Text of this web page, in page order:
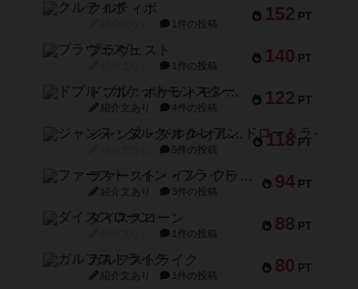
152 PT
クルティボ
1件の投稿
140 PT
ブラヴェスト
1件の投稿
122 PT
ドブル：ポケットモンスター
紹介文あり 4件の投稿
118 PT
ジャンヌ・ダルク-オルレアン ドロー＆ライト
5件の投稿
94 PT
ファースト・イン・フライト
紹介文あり 3件の投稿
88 PT
ダイススローン
1件の投稿
80 PT
ガルフストライク
紹介文あり 1件の投稿